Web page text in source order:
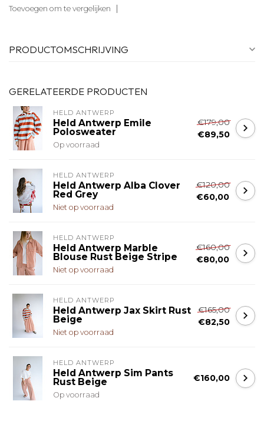
Toevoegen om te vergelijken
PRODUCTOMSCHRIJVING
GERELATEERDE PRODUCTEN
HELD ANTWERP
Held Antwerp Emile
Polosweater
Op voorraad
€179,00
€89,50
HELD ANTWERP
Held Antwerp Alba Clover
Red Grey
Niet op voorraad
€120,00
€60,00
HELD ANTWERP
Held Antwerp Marble
Blouse Rust Beige Stripe
Niet op voorraad
€160,00
€80,00
HELD ANTWERP
Held Antwerp Jax Skirt Rust
Beige
Niet op voorraad
€165,00
€82,50
HELD ANTWERP
Held Antwerp Sim Pants
Rust Beige
Op voorraad
€160,00